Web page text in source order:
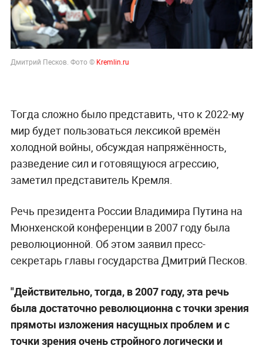
Дмитрий Песков. Фото © Kremlin.ru
Тогда сложно было представить, что к 2022-му
мир будет пользоваться лексикой времён
холодной войны, обсуждая напряжённость,
разведение сил и готовящуюся агрессию,
заметил представитель Кремля.
Речь президента России Владимира Путина на
Мюнхенской конференции в 2007 году была
революционной. Об этом заявил пресс-
секретарь главы государства Дмитрий Песков.
"Действительно, тогда, в 2007 году, эта речь
была достаточно революционна с точки зрения
прямоты изложения насущных проблем и с
точки зрения очень стройного логически и